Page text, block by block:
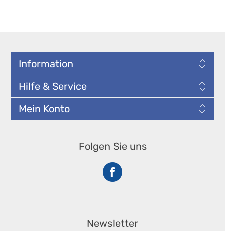
Information
Hilfe & Service
Mein Konto
Folgen Sie uns
Newsletter